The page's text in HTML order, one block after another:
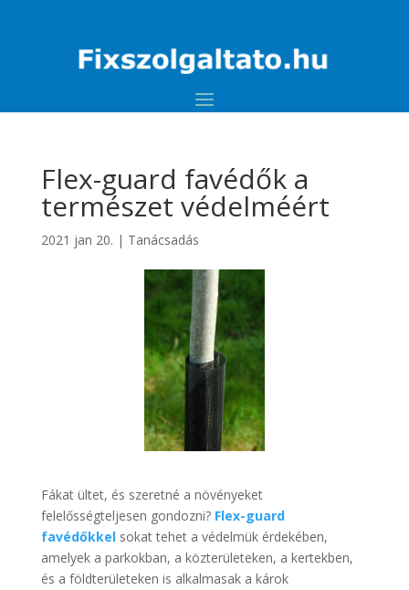
Flex-guard favédők a
természet védelméért
2021 jan 20. | Tanácsadás
Fákat ültet, és szeretné a növényeket
felelősségteljesen gondozni? Flex-guard
favédőkkelsokat tehet a védelmük érdekében,
amelyek a parkokban, a közterületeken, a kertekben,
és a földterületeken is alkalmasak a károk